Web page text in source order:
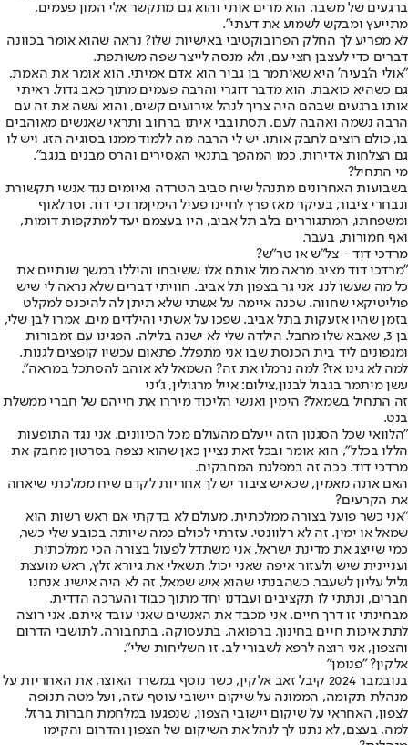
ברגעים של משבר. הוא מרים אותי והוא גם מתקשר אלי המון פעמים,
מתייעץ ומבקש לשמוע את דעתי".
לא מפריע לך החלק הפרובוקטיבי באישיות שלו? נראה שהוא אומר בכוונה
דברים כדי לעצבן חצי עם, ולא מנסה לייצר שפה משותפת.
"אולי ה'בעיה' היא שאיתמר בן גביר הוא אדם אמיתי. הוא אומר את האמת,
גם כשהיא כואבת. הוא מדבר דוגרי והרבה פעמים מתוך כאב גדול. ראיתי
אותו ברגעים שבהם היה צריך לנהל אירועים קשים, והוא עשה את זה עם
הרבה נשמה ואהבה לעם. תסתובבי איתו ברחוב ותראי שאנשים מאוהבים
בו, כולם רוצים לחבק אותו. יש לי הרבה מה ללמוד ממנו בסוגיה הזו. ויש לו
גם הצלחות אדירות, כמו המהפך בתנאי האסירים והרס מבנים בנגב".
מי התחיל?
בשבועות האחרונים מתנהל שיח סביב הטרדה ואיומים נגד אנשי תקשורת
ונבחרי ציבור, בעיקר מאז פרץ לחיינו פעיל הימיןמרדכי דוד. וסרלאוף
ומשפחתו, המתגוררים בלב תל אביב, היו בעצמם יעד למתקפות דומות,
ואף חמורות, בעבר.
מרדכי דוד - צל"ש או טר"ש?
"מרדכי דוד מציב מראה מול אותם אלו ששיבחו והיללו במשך שנתיים את
כל מה שעשו לנו. אני גר בצפון תל אביב. חוויתי דברים שלא נראה לי שיש
פוליטיקאי שחווה. שכנה איימה על אשתי שלא תיתן לה להיכנס למקלט
בזמן שהיו אזעקות בתל אביב. שפכו על אשתי והילדים מים. אמרו לבן שלי,
בן 3, שאבא שלו מחבל. הילדה שלי לא ישנה בלילה. הפגינו עם זמבורות
ומגפונים ליד בית הכנסת שבו אני מתפלל. פתאום עכשיו קופצים לגנות.
למה לא גינו אז? למה נרמלו את זה? השמאל לא אוהב להסתכל במראה".
עשן מיתמר בגבול לבנון,צילום: אייל מרגולין, ג'יני
זה התחיל בשמאל? הימין ואנשי הליכוד מיררו את חייהם של חברי ממשלת
בנט.
"הלוואי שכל הסגנון הזה ייעלם מהעולם מכל הכיוונים. אני נגד התופעות
הללו בכלל", הוא אומר ובכל זאת נציין כאן שהוא נצפה בסרטון מחבק את
מרדכי דוד. ככה זה במפלגת המחבקים.
האם אתה מאמין, שכאיש ציבור יש לך אחריות לקדם שיח ממלכתי שיאחה
את הקרעים?
"אני כשר פועל בצורה ממלכתית. מעולם לא בדקתי אם ראש רשות הוא
שמאל או ימין. זה לא רלוונטי. עזרתי לכולם כמה שיותר. בכובע שלי כשר,
כמי שייצג את מדינת ישראל, אני משתדל לפעול בצורה הכי ממלכתית
ועניינית שיש ולעזור איפה שאני יכול. תשאלי את גיורא זלץ, ראש מועצת
גליל עליון לשעבר. כשהבנתי שהוא איש שמאל, זה לא היה אישיו. אנחנו
חברים, ונתתי לו תקציבים ועבדנו יחד מתוך כבוד והערכה הדדית.
מבחינתי זו דרך חיים. אני מכבד את האנשים שאני עובד איתם. אני רוצה
לתת איכות חיים בחינוך, ברפואה, בתעסוקה, בתחבורה, לתושבי הדרום
והצפון, אני רוצה לרפא לשבורי לב. זו השליחות שלי".
אלקין? "פנומן"
בנובמבר 2024 קיבל זאב אלקין, כשר נוסף במשרד האוצר, את האחריות על
מנהלת תקומה, הממונה על שיקום יישובי עוטף עזה, ועל מטה תנופה
לצפון, האחראי על שיקום יישובי הצפון, שנפגעו במלחמת חברות ברזל.
למה, בעצם, לא נתנו לך לנהל את השיקום של הצפון והדרום והקימו